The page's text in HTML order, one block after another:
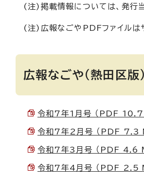
(注)掲載情報については、発行
(注)広報なごやPDFファイルは
広報なごや（熱田区版
令和7年1月号 （PDF 10.7
令和7年2月号 （PDF 7.3
令和7年3月号 （PDF 4.6
令和7年4月号 （PDF 2.5